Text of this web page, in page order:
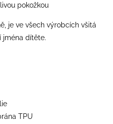
pokožkou
je ve všech výrobcích všitá
jména dítěte.
TPU